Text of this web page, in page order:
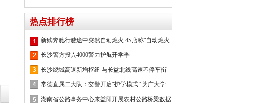
热点排行榜
新购奔驰行驶途中突然自动熄火 4S店称“自动熄火
长沙警方投入4000警力护航开学季
长沙绕城高速新增枢纽 与长益北线高速不停车衔
接
常德直属二大队：交警开启“护学模式” 为广大学
湖南省公路事务中心来益阳开展农村公路桥梁数据